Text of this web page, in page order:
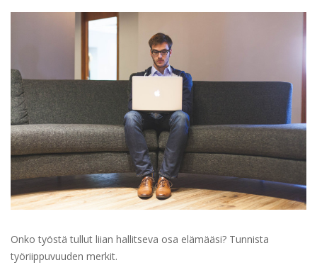
Onko työstä tullut liian hallitseva osa elämääsi? Tunnista
työriippuvuuden merkit.